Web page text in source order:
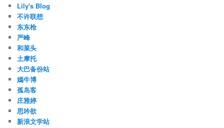
Lily's Blog
不许联想
东东枪
严峰
和菜头
土摩托
大巴备份站
嫣牛博
孤岛客
庄雅婷
思吟欲
新浪文学站